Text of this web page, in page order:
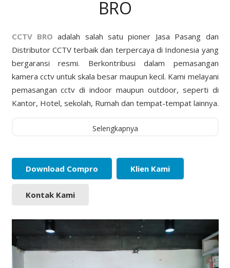
BRO
CCTV BRO adalah salah satu pioner Jasa Pasang dan
Distributor CCTV terbaik dan terpercaya di Indonesia yang
bergaransi resmi. Berkontribusi dalam pemasangan
kamera cctv untuk skala besar maupun kecil. Kami melayani
pemasangan cctv di indoor maupun outdoor, seperti di
Kantor, Hotel, sekolah, Rumah dan tempat-tempat lainnya.
Selengkapnya
Download Compro Klien Kami
Kontak Kami